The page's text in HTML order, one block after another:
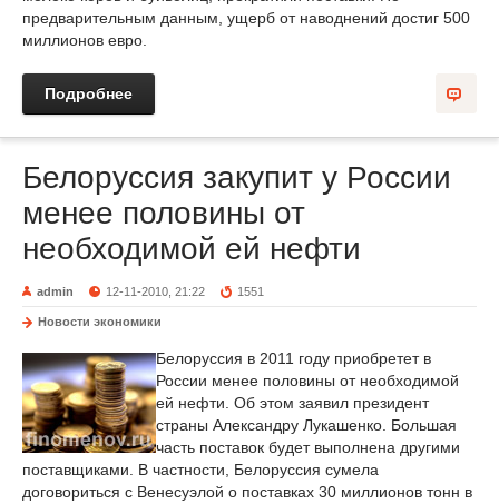
предварительным данным, ущерб от наводнений достиг 500
миллионов евро.
Подробнее
Белоруссия закупит у России
менее половины от
необходимой ей нефти
admin 12-11-2010, 21:22 1551
Новости экономики
Белоруссия в 2011 году приобретет в
России менее половины от необходимой
ей нефти. Об этом заявил президент
страны Александру Лукашенко. Большая
часть поставок будет выполнена другими
поставщиками. В частности, Белоруссия сумела
договориться с Венесуэлой о поставках 30 миллионов тонн в